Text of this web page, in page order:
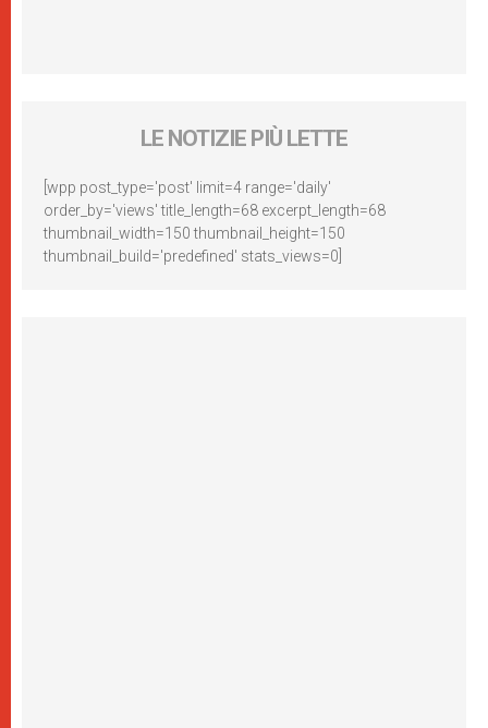
LE NOTIZIE PIÙ LETTE
[wpp post_type='post' limit=4 range='daily'
order_by='views' title_length=68 excerpt_length=68
thumbnail_width=150 thumbnail_height=150
thumbnail_build='predefined' stats_views=0]